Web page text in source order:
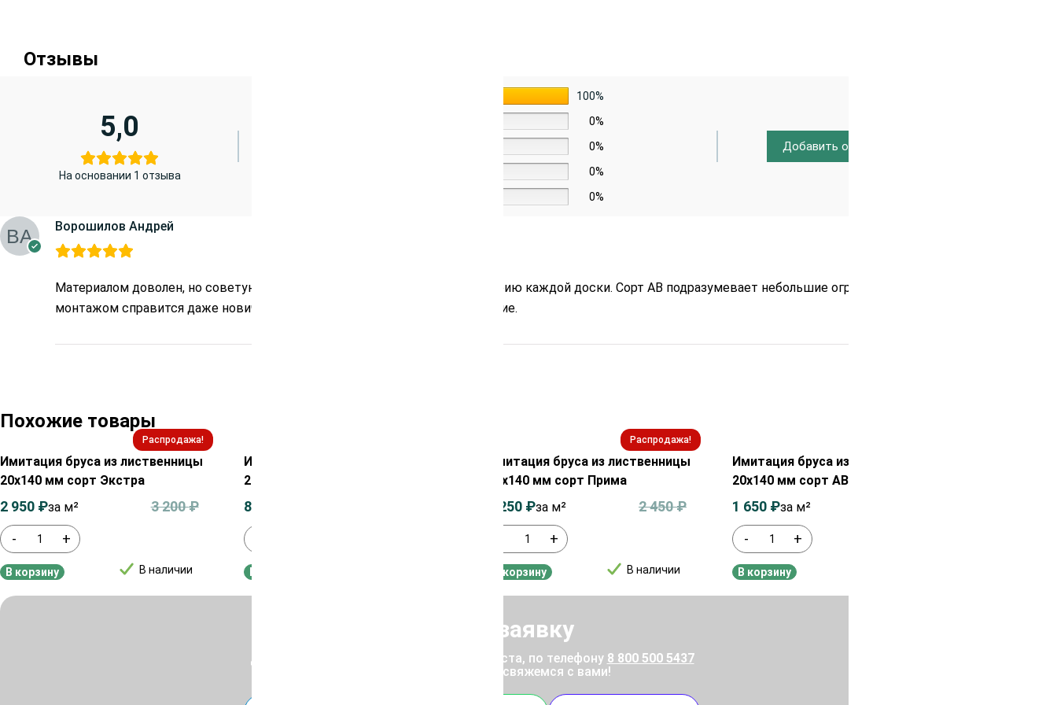
Отзывы
5,0
На основании 1 отзыва
100%
0%
0%
0%
0%
Добавить отзыв
Ворошилов Андрей
Материалом доволен, но советую при получении сразу проверять геометрию каждой доски. Сорт АВ подразумевает небольшие огрехи, но с
монтажом справится даже новичок. За такую цену — хорошее предложение.
Похожие товары
Распродажа!
Имитация бруса из лиственницы
20х140 мм сорт Экстра
- +
В наличии
3 200₽
2 950 ₽за м²
В корзину
Имитация бруса из сосны/ели
20х140х6000 мм сорт АВ
850
Распродажа!
Имитация бруса из лиственницы
20х140 мм сорт Прима
+
В наличии
2 450₽
2 250 ₽за м²
В корзину
Имитация бруса из лиственницы
20х140 мм сорт АВ
- +
1 650 ₽за м²
В корзину
Отправить заявку
Для уточнения цены позвоните, пожалуйста, по телефону 8 800 500 5437
или отправьте заявку, и мы свяжемся с вами!